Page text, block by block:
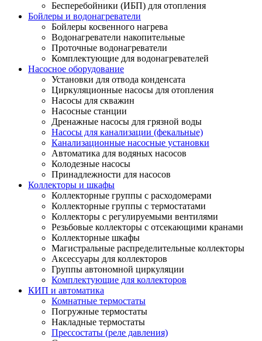
Бесперебойники (ИБП) для отопления
Бойлеры и водонагреватели
Бойлеры косвенного нагрева
Водонагреватели накопительные
Проточные водонагреватели
Комплектующие для водонагревателей
Насосное оборудование
Установки для отвода конденсата
Циркуляционные насосы для отопления
Насосы для скважин
Насосные станции
Дренажные насосы для грязной воды
Насосы для канализации (фекальные)
Канализационные насосные установки
Автоматика для водяных насосов
Колодезные насосы
Принадлежности для насосов
Коллекторы и шкафы
Коллекторные группы с расходомерами
Коллекторные группы с термостатами
Коллекторы с регулируемыми вентилями
Резьбовые коллекторы с отсекающими кранами
Коллекторные шкафы
Магистральные распределительные коллекторы
Аксессуары для коллекторов
Группы автономной циркуляции
Комплектующие для коллекторов
КИП и автоматика
Комнатные термостаты
Погружные термостаты
Накладные термостаты
Прессостаты (реле давления)